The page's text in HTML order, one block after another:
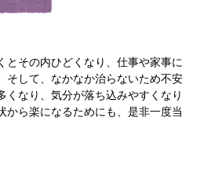
とその内ひどくなり、仕事や家事に
そして、なかなか治らないため不安
くなり、気分が落ち込みやすくなり
から楽になるためにも、是非一度当